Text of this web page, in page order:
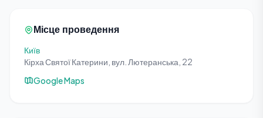
Місце проведення
Київ
Кірха Святої Катерини, вул. Лютеранська, 22
Google Maps